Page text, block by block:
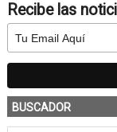
Recibe las
BUSCADOR